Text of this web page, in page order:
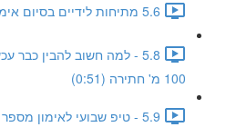
5.6 מתיחות לידיים בסיום אימון שחייה (1:05)
5.8 - למה חשוב להבין
100 מ' חתירה (0:51)
5.9 - טיפ שבועי לאימון מספר 5- חשוב מאוד!! (1:04)